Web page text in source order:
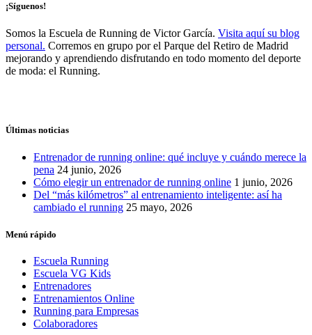
¡Síguenos!
Somos la Escuela de Running de Victor García. Visita aquí su blog
personal. Corremos en grupo por el Parque del Retiro de Madrid
mejorando y aprendiendo disfrutando en todo momento del deporte
de moda: el Running.
Últimas noticias
Entrenador de running online: qué incluye y cuándo merece la
pena 24 junio, 2026
Cómo elegir un entrenador de running online 1 junio, 2026
Del “más kilómetros” al entrenamiento inteligente: así ha
cambiado el running 25 mayo, 2026
Menú rápido
Escuela Running
Escuela VG Kids
Entrenadores
Entrenamientos Online
Running para Empresas
Colaboradores